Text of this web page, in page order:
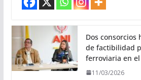
Dos consorcios
de factibilidad
ferroviaria en
11/03/2026